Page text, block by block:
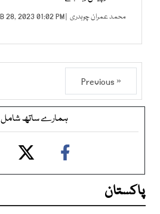
محمد عمران چوہدری | FEB 28, 2023 01:02 PM |
« Previous
ہمارے ساتھ
پاکستان